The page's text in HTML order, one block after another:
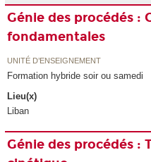
Génie des procédés :
fondamentales
UNITÉ D’ENSEIGNEMENT
Formation hybride soir ou samedi
Lieu(x)
Liban
Génie des procédés :